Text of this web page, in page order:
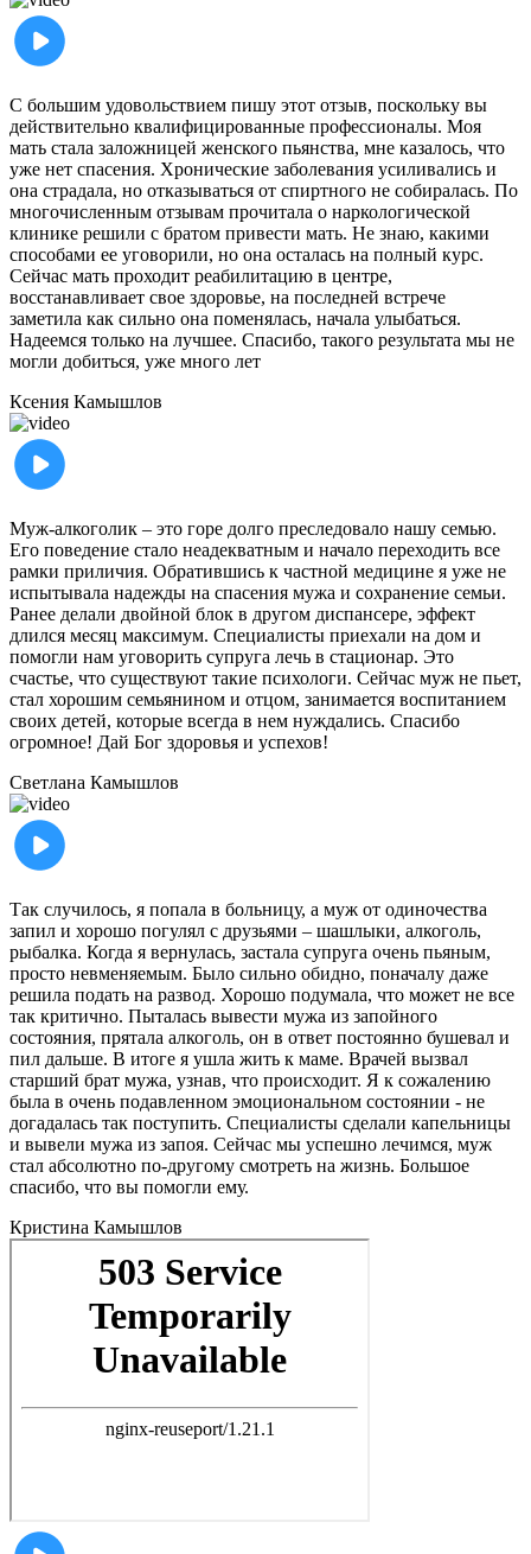
С большим удовольствием пишу этот отзыв, поскольку вы
действительно квалифицированные профессионалы. Моя
мать стала заложницей женского пьянства, мне казалось, что
уже нет спасения. Хронические заболевания усиливались и
она страдала, но отказываться от спиртного не собиралась. По
многочисленным отзывам прочитала о наркологической
клинике решили с братом привести мать. Не знаю, какими
способами ее уговорили, но она осталась на полный курс.
Сейчас мать проходит реабилитацию в центре,
восстанавливает свое здоровье, на последней встрече
заметила как сильно она поменялась, начала улыбаться.
Надеемся только на лучшее. Спасибо, такого результата мы не
могли добиться, уже много лет
Ксения Камышлов
Муж-алкоголик – это горе долго преследовало нашу семью.
Его поведение стало неадекватным и начало переходить все
рамки приличия. Обратившись к частной медицине я уже не
испытывала надежды на спасения мужа и сохранение семьи.
Ранее делали двойной блок в другом диспансере, эффект
длился месяц максимум. Специалисты приехали на дом и
помогли нам уговорить супруга лечь в стационар. Это
счастье, что существуют такие психологи. Сейчас муж не пьет,
стал хорошим семьянином и отцом, занимается воспитанием
своих детей, которые всегда в нем нуждались. Спасибо
огромное! Дай Бог здоровья и успехов!
Светлана Камышлов
Так случилось, я попала в больницу, а муж от одиночества
запил и хорошо погулял с друзьями – шашлыки, алкоголь,
рыбалка. Когда я вернулась, застала супруга очень пьяным,
просто невменяемым. Было сильно обидно, поначалу даже
решила подать на развод. Хорошо подумала, что может не все
так критично. Пыталась вывести мужа из запойного
состояния, прятала алкоголь, он в ответ постоянно бушевал и
пил дальше. В итоге я ушла жить к маме. Врачей вызвал
старший брат мужа, узнав, что происходит. Я к сожалению
была в очень подавленном эмоциональном состоянии - не
догадалась так поступить. Специалисты сделали капельницы
и вывели мужа из запоя. Сейчас мы успешно лечимся, муж
стал абсолютно по-другому смотреть на жизнь. Большое
спасибо, что вы помогли ему.
Кристина Камышлов